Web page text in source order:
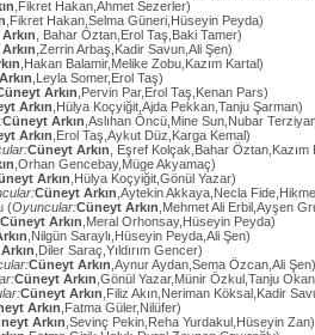
,Fikret Hakan,Ahmet Sezerler)
,Fikret Hakan,Selma Güneri,Hüseyin Peyda)
, Bahar Öztan,Erol Taş,Baki Tamer)
,Zerrin Arbaş,Kadir Savun,Ali Şen)
,Hakan Balamir,Melike Zobu,Kazım Kartal)
,Leyla Somer,Erol Taş)
Arkın ,Pervin Par,Erol Taş,Kenan Pars)
Arkın ,Hülya Koçyiğit,Ajda Pekkan,Tanju Şarman)
Cüneyt Arkın ,Aslıhan Öncü,Mine Sun,Nubar
Arkın ,Erol Taş,Aykut Düz,Karga Kemal)
Cüneyt Arkın , Eşref Kolçak,Bahar Öztan,Kazım
,Orhan Gencebay,Müge Akyamaç)
Arkın ,Hülya Koçyiğit,Gönül Yazar)
Cüneyt Arkın ,Aytekin Akkaya,Necla
(Oyuncular:Cüneyt Arkın ,Mehmet Ali Erbil,Ayşen
Cüneyt Arkın ,Meral Orhonsay,Hüseyin Peyda)
,Nilgün Saraylı,Hüseyin Peyda,Ali Şen)
,Diler Saraç,Yıldırım Gencer)
Cüneyt Arkın ,Aynur Aydan,Sema Özcan,Ali Şen)
Cüneyt Arkın ,Gönül Yazar,Münir Özkul,Tanju
Cüneyt Arkın ,Filiz Akın,Neriman Köksal,Kadir
Arkın ,Fatma Güler,Nilüfer)
Arkın ,Sevinç Pekin,Reha Yurdakul,Hüseyin Zan)